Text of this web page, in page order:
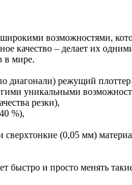
возможностями,
качество – делает их
в мире.
режущий
уникальными
резки),
%),
сверхтонкие (0,05 мм)
быстро и просто менять